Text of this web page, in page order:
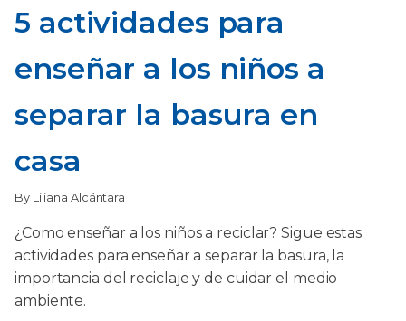
5 actividades para
enseñar a los niños a
separar la basura en
casa
By Liliana Alcántara
¿Como enseñar a los niños a reciclar? Sigue estas
actividades para enseñar a separar la basura, la
importancia del reciclaje y de cuidar el medio
ambiente.